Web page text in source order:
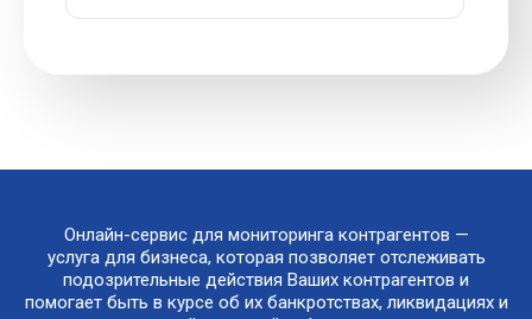
Онлайн-сервис для мониторинга контрагентов —
услуга для бизнеса, которая позволяет отслеживать
подозрительные действия Ваших контрагентов и
помогает быть в курсе об их банкротствах, ликвидациях и